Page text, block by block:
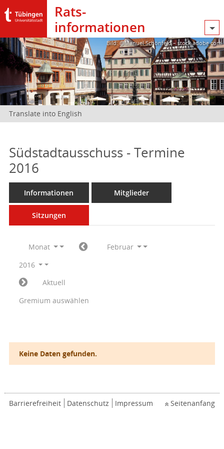
Rats­
informationen
Bild: @Manuel Schönfeld – stock.adobe.com
Translate into English
Südstadtausschuss - Termine
2016
Informationen Mitglieder
Sitzungen
Monat
Februar
2016
Aktuell
Gremium auswählen
Keine Daten gefunden.
Barrierefreiheit Datenschutz Impressum Seitenanfang